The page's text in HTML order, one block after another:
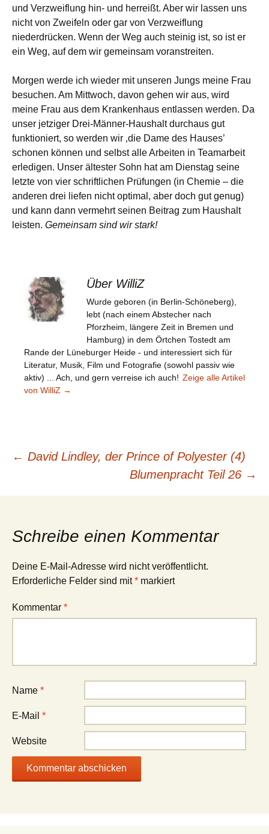
und Verzweiflung hin- und herreißt. Aber wir lassen uns
nicht von Zweifeln oder gar von Verzweiflung
niederdrücken. Wenn der Weg auch steinig ist, so ist er
ein Weg, auf dem wir gemeinsam voranstreiten.
Morgen werde ich wieder mit unseren Jungs meine Frau
besuchen. Am Mittwoch, davon gehen wir aus, wird
meine Frau aus dem Krankenhaus entlassen werden. Da
unser jetziger Drei-Männer-Haushalt durchaus gut
funktioniert, so werden wir ‚die Dame des Hauses’
schonen können und selbst alle Arbeiten in Teamarbeit
erledigen. Unser ältester Sohn hat am Dienstag seine
letzte von vier schriftlichen Prüfungen (in Chemie – die
anderen drei liefen nicht optimal, aber doch gut genug)
und kann dann vermehrt seinen Beitrag zum Haushalt
leisten. Gemeinsam sind wir stark!
Über WilliZ
Wurde geboren (in Berlin-Schöneberg),
lebt (nach einem Abstecher nach
Pforzheim, längere Zeit in Bremen und
Hamburg) in dem Örtchen Tostedt am
Rande der Lüneburger Heide - und interessiert sich für
Literatur, Musik, Film und Fotografie (sowohl passiv wie
aktiv) ... Ach, und gern verreise ich auch! Zeige alle Artikel
von WilliZ →
Beitragsnavigation
← David Lindley, der Prince of Polyester (4)
Blumenpracht Teil 26 →
Schreibe einen Kommentar
Deine E-Mail-Adresse wird nicht veröffentlicht.
Erforderliche Felder sind mit* markiert
Kommentar *
Name *
E-Mail *
Website